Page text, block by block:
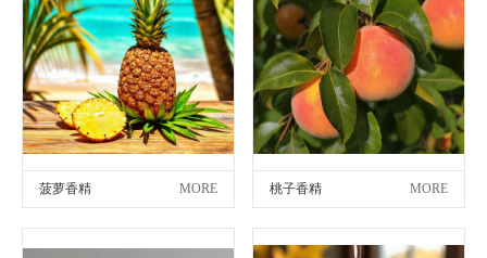
菠萝香精 MORE 桃子香精 MORE